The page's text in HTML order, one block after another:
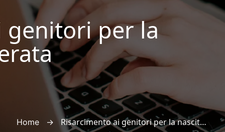
genitori per la
Home → Risarcimento ai genitori per la nascita indesiderata